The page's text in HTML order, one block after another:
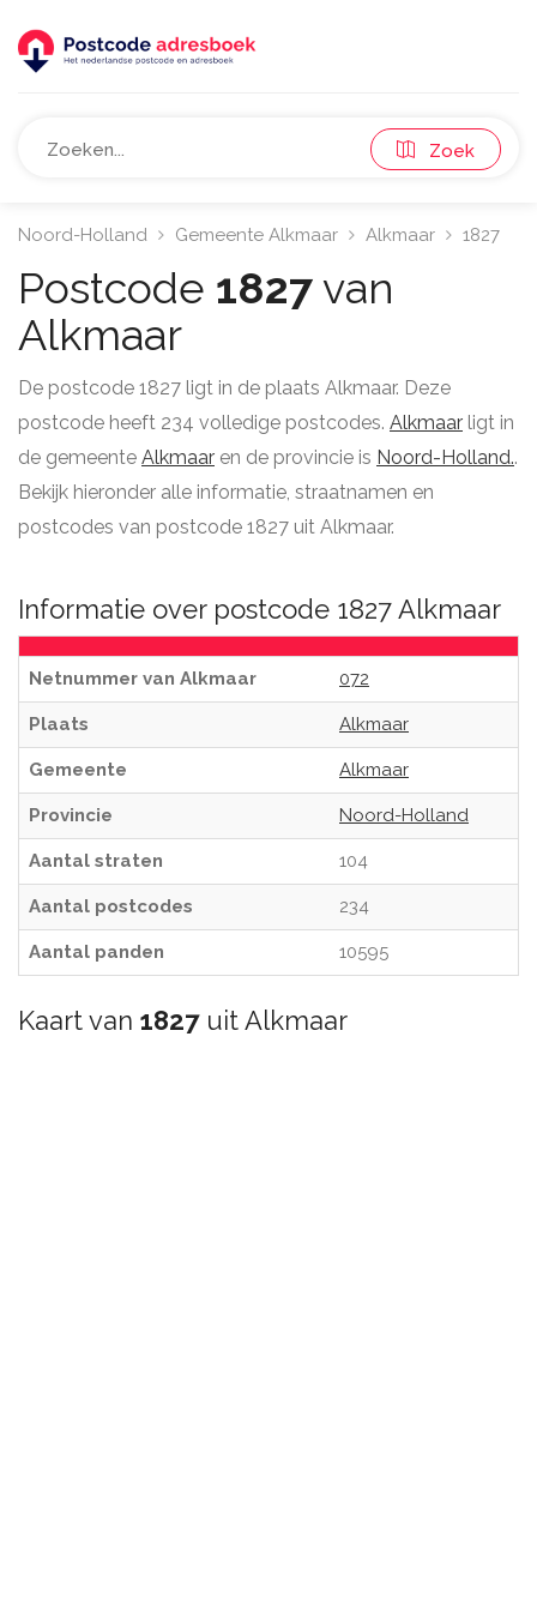
Zoek
Noord-Holland Gemeente Alkmaar Alkmaar 1827
Postcode 1827van
Alkmaar
De postcode 1827 ligt in de plaats Alkmaar. Deze
postcode heeft 234 volledige postcodes. Alkmaar ligt in
de gemeente Alkmaar en de provincie is Noord-Holland..
Bekijk hieronder alle informatie, straatnamen en
postcodes van postcode 1827 uit Alkmaar.
Informatie over postcode 1827 Alkmaar
Netnummer van Alkmaar 072
Plaats Alkmaar
Gemeente Alkmaar
Provincie Noord-Holland
Aantal straten 104
Aantal postcodes 234
Aantal panden 10595
Kaart van 1827uit Alkmaar